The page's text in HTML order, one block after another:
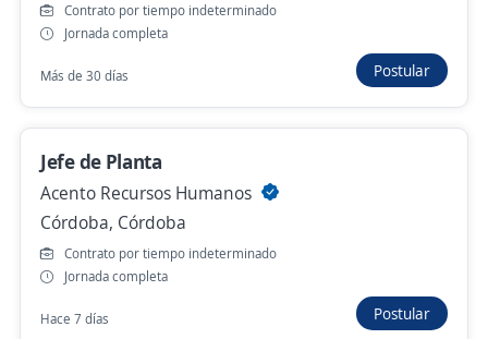
Hace 20 horas
Tecnico cctv
4,2
Consultores de Empresas
Córdoba, Córdoba
Hace 19 horas
On City Villa María, Córdoba selecciona
Contrato por tiempo indeterminado
Jornada completa
Más de 30 días Postular
Jefe de Planta
Acento Recursos Humanos
Córdoba, Córdoba
Contrato por tiempo indeterminado
Jornada completa
Hace 7 días Postular